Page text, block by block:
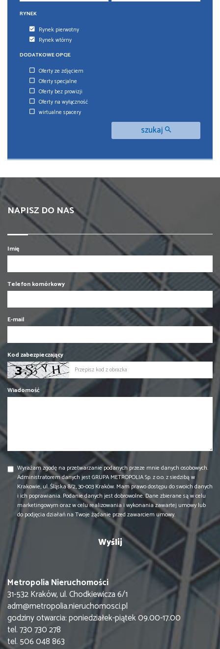
RYNEK
Rynek pierwotny
Rynek wtórny
DODATKOWE OPCJE
Oferty ze zdjęciem
Oferty specjalne
Oferty bez prowizji
Oferty na wyłączność
wirtualne spacery
szukaj
NAPISZ DO NAS
Imię
Telefon komórkowy
E-mail
Kod zabezpieczający
Wiadomość
Wyrażam zgodę na przetwarzanie podanych przeze mnie danych osobowych.
Administratorem danych jest GRUPA METROPOLIA Sp. z o.o. z siedzibą w
Krakowie, ul. Śląska 8/2, 30-003 Kraków. Mam prawo dostępu do swoich danych
i ich poprawiania. Podanie danych jest dobrowolne. Dane zbierane są w celu
marketingowym oraz w celu realizowania i wykonania zawartej umowy lub
do podjęcia działań na Twoje żądanie przed zawarciem umowy.
Metropolia Nieruchomości
31-532 Kraków, ul. Chodkiewicza 6/1
adm@metropolia.nieruchomosci.pl
godziny otwarcia: poniedziałek-piątek 09.00-17.00
tel. 730 730 278
tel. 506 048 863